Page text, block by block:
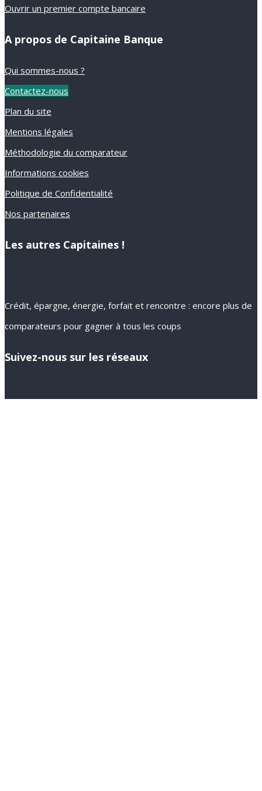
Ouvrir un premier compte bancaire
A propos de Capitaine Banque
Qui sommes-nous ?
Contactez-nous
Plan du site
Mentions légales
Méthodologie du comparateur
Informations cookies
Politique de Confidentialité
Nos partenaires
Les autres Capitaines !
Crédit, épargne, énergie, forfait et rencontre : encore plus de
comparateurs pour gagner à tous les coups
Suivez-nous sur les réseaux